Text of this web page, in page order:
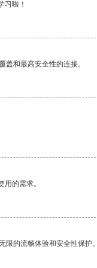
习啦！
盖和最高安全性的连接。
的需求。
限的流畅体验和安全性保护